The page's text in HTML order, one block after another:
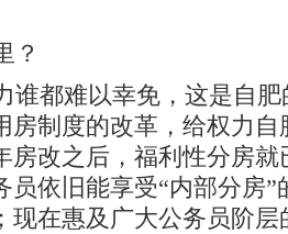
？
都难以幸免，这是自肥
房制度的改革，给权力自
房改之后，福利性分房
员依旧能享受“内部分房”
现在惠及广大公务员阶